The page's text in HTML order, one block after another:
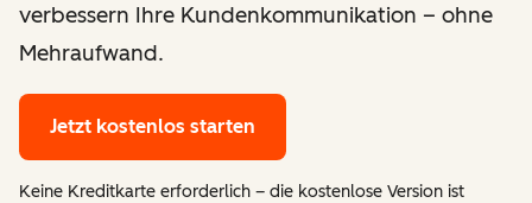
verbessern Ihre Kundenkommunikation – ohne
Mehraufwand.
Jetzt kostenlos starten
Keine Kreditkarte erforderlich – die kostenlose Version ist